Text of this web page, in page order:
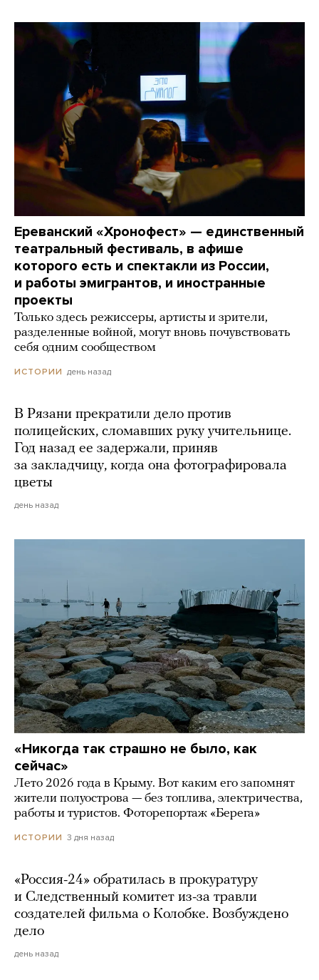
Ереванский «Хронофест» — единственный
театральный фестиваль, в афише
которого есть и спектакли из России,
и работы эмигрантов, и иностранные
проекты
Только здесь режиссеры, артисты и зрители,
разделенные войной, могут вновь почувствовать
себя одним сообществом
ИСТОРИИ день назад
В Рязани прекратили дело против
полицейских, сломавших руку учительнице.
Год назад ее задержали, приняв
за закладчицу, когда она фотографировала
цветы
день назад
«Никогда так страшно не было, как
сейчас»
Лето 2026 года в Крыму. Вот каким его запомнят
жители полуострова — без топлива, электричества,
работы и туристов. Фоторепортаж «Берега»
ИСТОРИИ 3 дня назад
«Россия-24» обратилась в прокуратуру
и Следственный комитет из-за травли
создателей фильма о Колобке. Возбуждено
дело
день назад